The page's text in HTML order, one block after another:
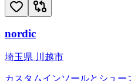
nordic
埼玉県 川越市
カスタムインソールとシュ